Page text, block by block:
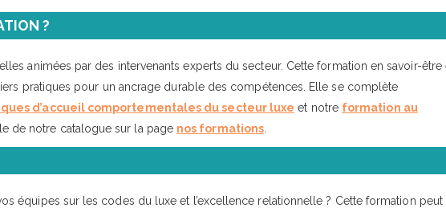
?
animées par des intervenants experts du secteur. Cette formation en savoir-être
pratiques pour un ancrage durable des compétences. Elle se complète
d’accueil comportementales du secteur luxe et notre formation au
de notre catalogue sur la page nos formations
équipes sur les codes du luxe et l’excellence relationnelle ? Cette formation peut